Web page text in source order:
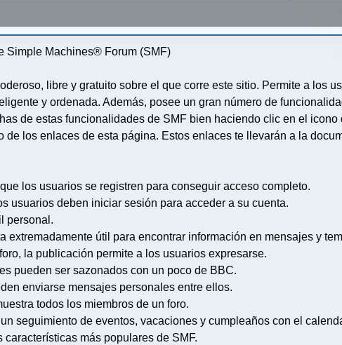
Simple Machines® Forum (SMF)
libre y gratuito sobre el que corre este sitio. Permite a los
y ordenada. Además, posee un gran número de
de estas funcionalidades de SMF bien haciendo clic en el
los enlaces de esta página. Estos enlaces te llevarán a la
los usuarios se registren para conseguir acceso completo.
usuarios deben iniciar sesión para acceder a su cuenta.
personal.
extremadamente útil para encontrar información en mensajes y
la publicación permite a los usuarios expresarse.
pueden ser sazonados con un poco de BBC.
enviarse mensajes personales entre ellos.
todos los miembros de un foro.
seguimiento de eventos, vacaciones y cumpleaños con el
características más populares de SMF.